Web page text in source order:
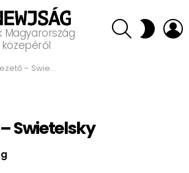
Magyarország
közepéről
SEARCH SWITCH
SKIN
– Swietelsky
Swietelsky